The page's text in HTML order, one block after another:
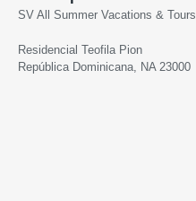
SV All Summer Vacations & Tours
Residencial Teofila Pion
República Dominicana, NA 23000